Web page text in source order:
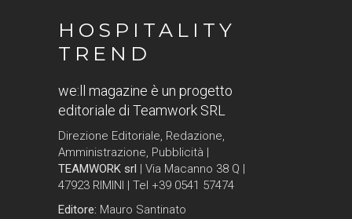
HOSPITALITY
TREND
we:ll magazine è un progetto
editoriale di Teamwork SRL
Direzione Editoriale, Redazione,
Amministrazione, Pubblicità |
TEAMWORK srl | Via Macanno 38 Q |
47923 RIMINI | Tel +39 0541 57474
Editore: Mauro Santinato